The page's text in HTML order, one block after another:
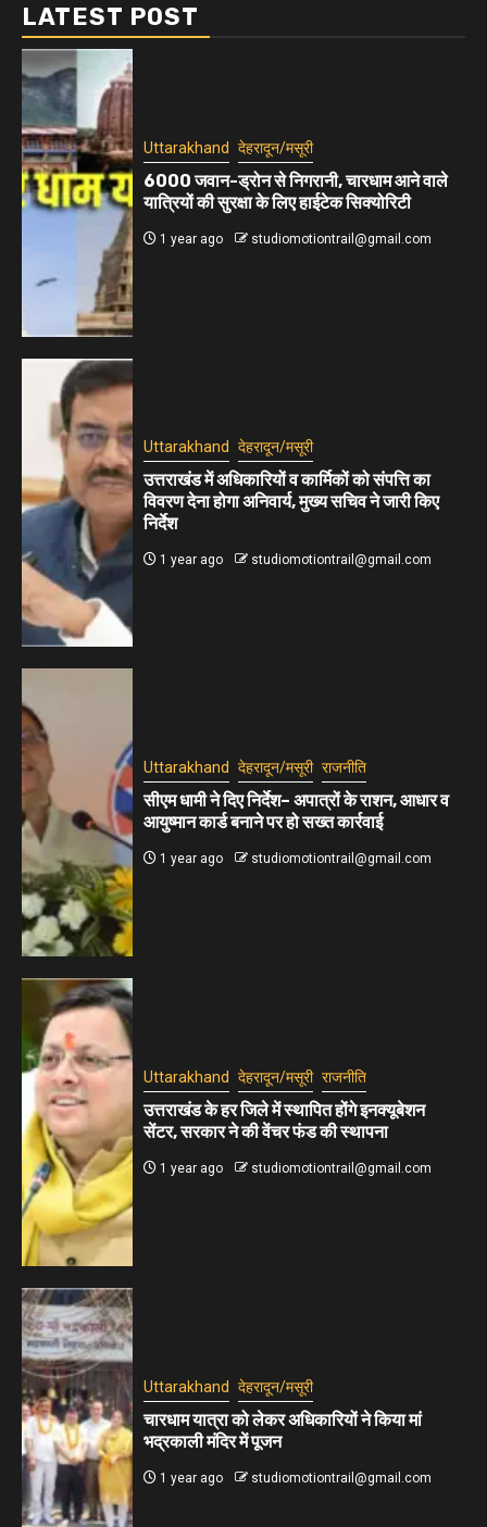
LATEST POST
Uttarakhand देहरादून/मसूरी
6000 जवान-ड्रोन से निगरानी, चारधाम आने वाले
यात्रियों की सुरक्षा के लिए हाईटेक सिक्योरिटी
1 year ago studiomotiontrail@gmail.com
Uttarakhand देहरादून/मसूरी
उत्तराखंड में अधिकारियों व कार्मिकों को संपत्ति का
विवरण देना होगा अनिवार्य, मुख्य सचिव ने जारी किए
निर्देश
1 year ago studiomotiontrail@gmail.com
Uttarakhand देहरादून/मसूरी राजनीति
सीएम धामी ने दिए निर्देश– अपात्रों के राशन, आधार व
आयुष्मान कार्ड बनाने पर हो सख्त कार्रवाई
1 year ago studiomotiontrail@gmail.com
Uttarakhand देहरादून/मसूरी राजनीति
उत्तराखंड के हर जिले में स्थापित होंगे इनक्यूबेशन
सेंटर, सरकार ने की वेंचर फंड की स्थापना
1 year ago studiomotiontrail@gmail.com
Uttarakhand देहरादून/मसूरी
चारधाम यात्रा को लेकर अधिकारियों ने किया मां
भद्रकाली मंदिर में पूजन
1 year ago studiomotiontrail@gmail.com